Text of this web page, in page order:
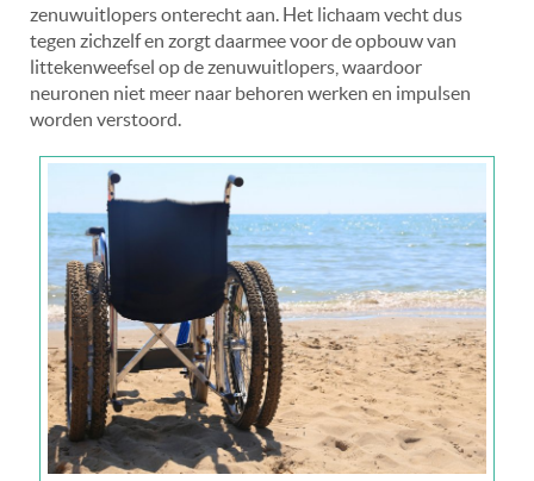
zenuwuitlopers onterecht aan. Het lichaam vecht dus
tegen zichzelf en zorgt daarmee voor de opbouw van
littekenweefsel op de zenuwuitlopers, waardoor
neuronen niet meer naar behoren werken en impulsen
worden verstoord.